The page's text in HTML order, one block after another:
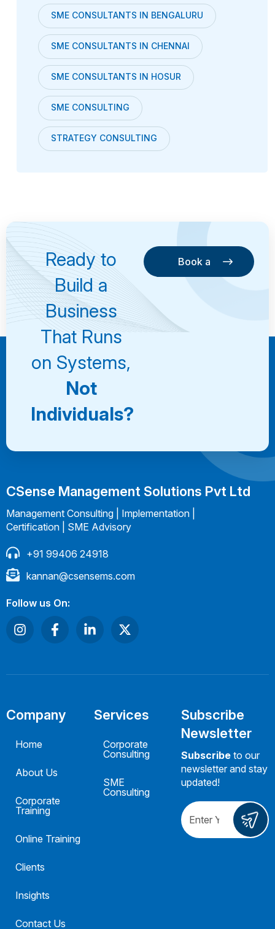
SME CONSULTANTS IN BENGALURU
SME CONSULTANTS IN CHENNAI
SME CONSULTANTS IN HOSUR
SME CONSULTING
STRATEGY CONSULTING
Ready to
Build a
Business
That Runs
on Systems,
Not
Individuals?
Book a
Consultation
Book a
CSense Management Solutions Pvt Ltd
Management Consulting | Implementation |
Certification | SME Advisory
+91 99406 24918
kannan@csensems.com
Follow us On:
Company
Home
About Us
Corporate
Training
Online Training
Clients
Insights
Contact Us
Services
Corporate
Consulting
SME
Consulting
Subscribe
Newsletter
Subscribe to our
newsletter and stay
updated!